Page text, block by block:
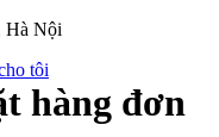
Hà Nội
tôi
hàng đơn